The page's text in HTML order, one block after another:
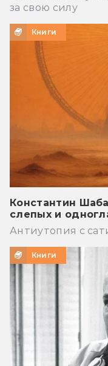
за свою силу
Книги
Константин
слепых и
Антиутопия с
Книги